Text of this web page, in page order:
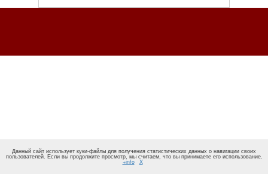
Данный сайт использует куки-файлы для получения статистических данных о навигации своих
пользователей. Если вы продолжите просмотр, мы считаем, что вы принимаете его использование.
+info X